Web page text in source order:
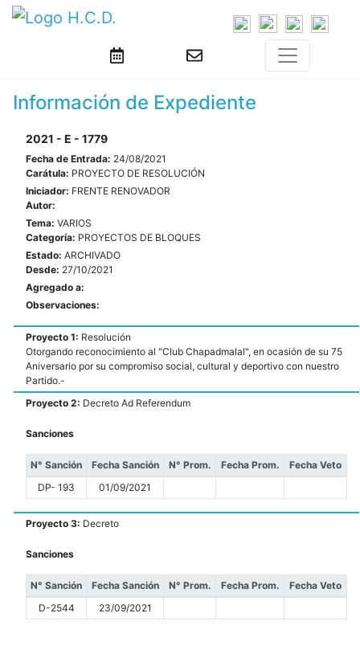
Información de Expediente
2021 - E - 1779
Fecha de Entrada: 24/08/2021
Carátula: PROYECTO DE RESOLUCIÓN
Iniciador: FRENTE RENOVADOR
Autor:
Tema: VARIOS
Categoría: PROYECTOS DE BLOQUES
Estado: ARCHIVADO
Desde: 27/10/2021
Agregado a:
Observaciones:
Proyecto 1: Resolución
Otorgando reconocimiento al "Club Chapadmalal", en ocasión de su 75
Aniversario por su compromiso social, cultural y deportivo con nuestro
Partido.-
Proyecto 2: Decreto Ad Referendum
Sanciones
N° Sanción Fecha Sanción N° Prom. Fecha Prom.
Fecha Veto
DP- 193
01/09/2021
Proyecto 3: Decreto
Sanciones
N° Sanción Fecha Sanción N° Prom. Fecha Prom.
Fecha Veto
D-2544
23/09/2021